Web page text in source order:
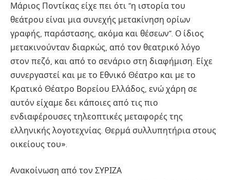
Μάριος Ποντίκας είχε πει ότι “η ιστορία του
θεάτρου είναι μια συνεχής μετακίνηση ορίων
γραφής, παράστασης, ακόμα και θέσεων”. Ο ίδιος
μετακινούνταν διαρκώς, από τον θεατρικό λόγο
στον πεζό, και από το σενάριο στη διαφήμιση. Είχε
συνεργαστεί και με το Εθνικό Θέατρο και με το
Κρατικό Θέατρο Βορείου Ελλάδος, ενώ χάρη σε
αυτόν είχαμε δει κάποιες από τις πιο
ενδιαφέρουσες τηλεοπτικές μεταφορές της
ελληνικής λογοτεχνίας. Θερμά συλλυπητήρια στους
οικείους του».
Ανακοίνωση από τον ΣΥΡΙΖΑ